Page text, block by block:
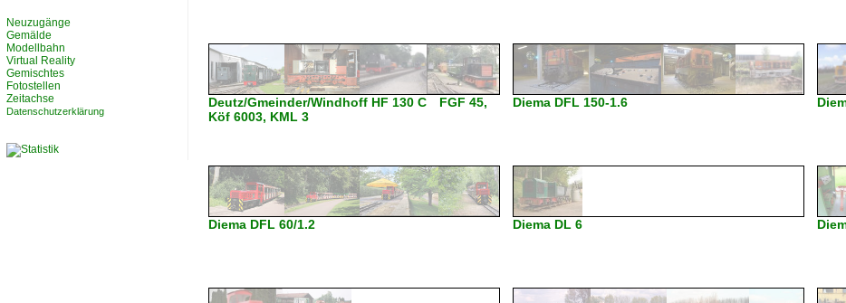
Deutz/Gmeinder/Windhoff HF 130 C FGF 45,
Köf 6003, KML 3
Diema DFL 150-1.6
Diema DFL 60/1.2 Diema DL 6
Neuzugänge
Gemälde
Modellbahn
Virtual Reality
Gemischtes
Fotostellen
Zeitachse
Datenschutzerklärung